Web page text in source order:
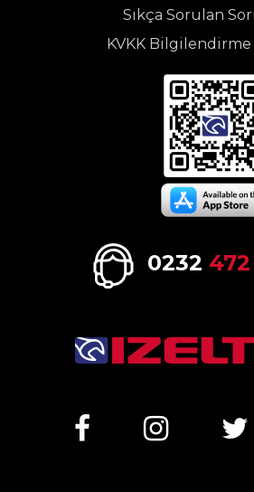
Sıkça Sorulan
KVKK
0232 472